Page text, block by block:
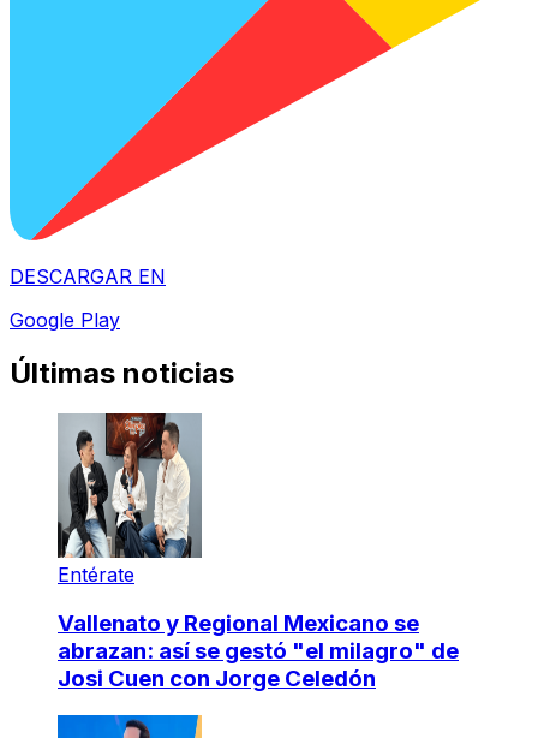
DESCARGAR EN
Google Play
Últimas noticias
Entérate
Vallenato y Regional Mexicano se
abrazan: así se gestó "el milagro" de
Josi Cuen con Jorge Celedón